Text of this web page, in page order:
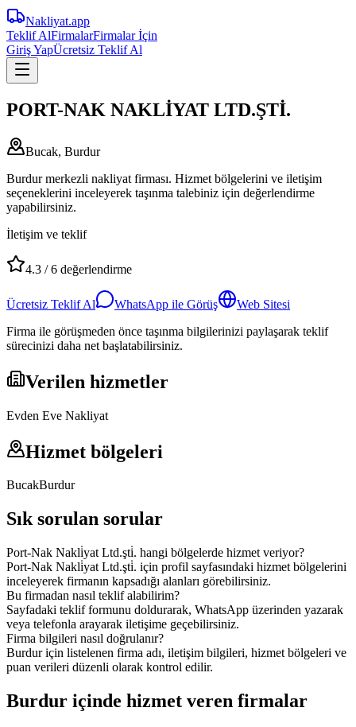
Nakliyat.app
Teklif AlFirmalarFirmalar İçin
Giriş YapÜcretsiz Teklif Al
PORT-NAK NAKLİYAT LTD.ŞTİ.
Bucak, Burdur
Burdur merkezli nakliyat firması. Hizmet bölgelerini ve iletişim
seçeneklerini inceleyerek taşınma talebiniz için değerlendirme
yapabilirsiniz.
İletişim ve teklif
4.3 /6 değerlendirme
Ücretsiz Teklif Al WhatsApp ile Görüş
Web Sitesi
Firma ile görüşmeden önce taşınma bilgilerinizi paylaşarak teklif
sürecinizi daha net başlatabilirsiniz.
Verilen hizmetler
Evden Eve Nakliyat
Hizmet bölgeleri
BucakBurdur
Sık sorulan sorular
Port-Nak Nakli̇yat Ltd.şti̇. hangi bölgelerde hizmet veriyor?
Port-Nak Nakli̇yat Ltd.şti̇. için profil sayfasındaki hizmet bölgelerini
inceleyerek firmanın kapsadığı alanları görebilirsiniz.
Bu firmadan nasıl teklif alabilirim?
Sayfadaki teklif formunu doldurarak, WhatsApp üzerinden yazarak
veya telefonla arayarak iletişime geçebilirsiniz.
Firma bilgileri nasıl doğrulanır?
Burdur için listelenen firma adı, iletişim bilgileri, hizmet bölgeleri ve
puan verileri düzenli olarak kontrol edilir.
Burdur içinde hizmet veren firmalar